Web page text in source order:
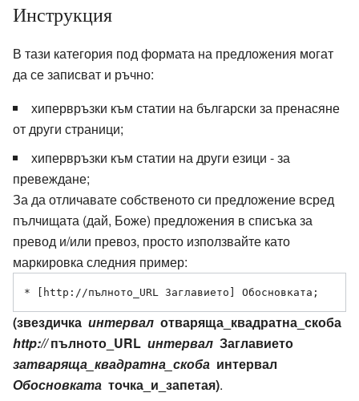
Инструкция
В тази категория под формата на предложения могат
да се записват и ръчно:
хипервръзки към статии на български за пренасяне
от други страници;
хипервръзки към статии на други езици - за
превеждане;
За да отличавате собственото си предложение всред
пълчищата (дай, Боже) предложения в списъка за
превод и/или превоз, просто използвайте като
маркировка следния пример:
* [http://пълното_URL Заглавието] Обосновката;
(звездичка интервал отваряща_квадратна_скоба
http://пълното_URL интервал Заглавието
затваряща_квадратна_скоба интервал
Обосновката точка_и_запетая).